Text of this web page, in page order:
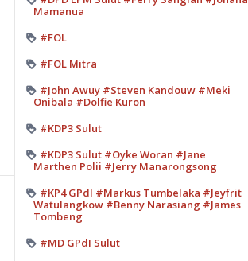
Mamanua
#FOL
#FOL Mitra
#John Awuy #Steven Kandouw #Meki
Onibala #Dolfie Kuron
#KDP3 Sulut
#KDP3 Sulut #Oyke Woran #Jane
Marthen Polii #Jerry Manarongsong
#KP4 GPdI #Markus Tumbelaka #Jeyfrit
Watulangkow #Benny Narasiang #James
Tombeng
#MD GPdI Sulut